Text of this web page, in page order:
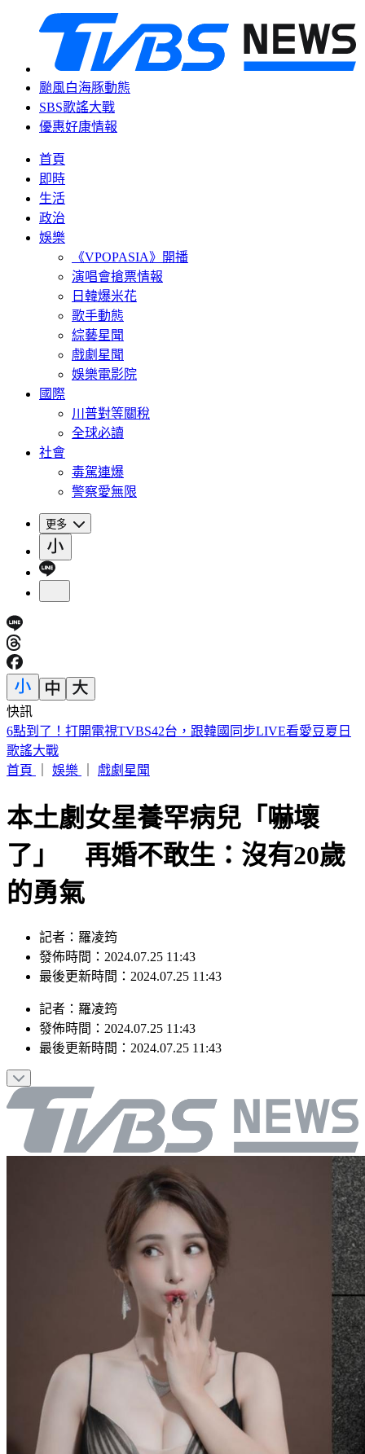
颱風白海豚動態
SBS歌謠大戰
優惠好康情報
首頁
即時
生活
政治
娛樂
《VPOPASIA》開播
演唱會搶票情報
日韓爆米花
歌手動態
綜藝星聞
戲劇星聞
娛樂電影院
國際
川普對等關稅
全球必讀
社會
毒駕連爆
警察愛無限
更多
快訊
詐團下重本「先發薪」再收割 打工女領薪2個月反倒貼50萬
首頁｜ 娛樂
本土劇女星養罕病兒「嚇壞
了」 再婚不敢生：沒有20歲
的勇氣
發佈時間：2024.07.25 11:43
最後更新時間：2024.07.25 11:43
發佈時間：2024.07.25 11:43
最後更新時間：2024.07.25 11:43